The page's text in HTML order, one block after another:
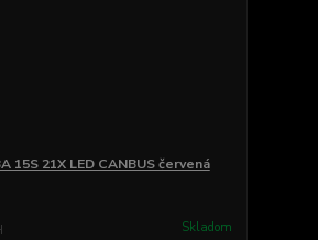
15S 21X LED CANBUS červená
Skladom